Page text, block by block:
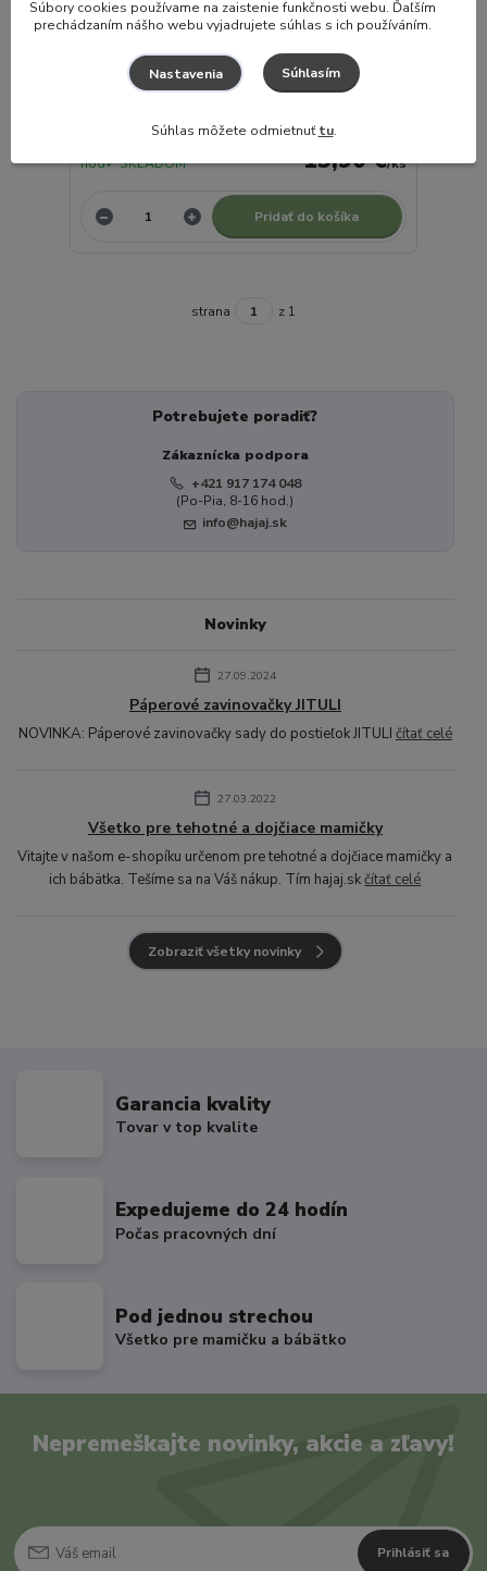
18,90 €
- 16 %
Haakaa Silikónová forma na mrazenie jedla a
15,90 €/ks
hod✓ SKLADOM
Pridať do košíka
strana z 1
Potrebujete poradiť?
Zákaznícka podpora
+421 917 174 048
(Po-Pia, 8-16 hod.)
info@hajaj.sk
Novinky
27.09.2024
Páperové zavinovačky JITULI
NOVINKA: Páperové zavinovačky sady do postieľok JITULI čítať celé
27.03.2022
Všetko pre tehotné a dojčiace mamičky
Vitajte v našom e-shopíku určenom pre tehotné a dojčiace mamičky a
ich bábätka. Tešíme sa na Váš nákup. Tím hajaj.skčítať celé
Zobraziť všetky novinky
Garancia kvality
Tovar v top kvalite
Expedujeme do 24 hodín
Počas pracovných dní
Pod jednou strechou
Všetko pre mamičku a bábätko
Nepremeškajte novinky, akcie a zľavy!
Prihlásiť sa
Súbory cookies používame na zaistenie funkčnosti webu. Ďaľším
prechádzaním nášho webu vyjadrujete súhlas s ich používáním.
Nastavenia Súhlasím
Súhlas môžete odmietnuťtu.